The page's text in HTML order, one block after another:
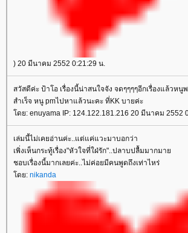
) 20 มีนาคม 2552 0:21:29 น.
สวัสดีค่ะ ป้าโอ เรื่องนี้น่าสนใจจัง จดๆๆๆๆอีกเรื่องแล้วห
สำเร็จ หนู pmไปหาแล้วนะคะ ที่KK บายค่ะ
ดย: enuyama IP: 124.122.181.216 20 มีนาคม 2552
เล่มนี้ไม่เคยอ่านค่ะ..แต่แค่แวะมาบอกว่า
เพิ่งเห็นกระทู้เรื่อง"หัวใจที่ใฝ่รัก"..ปลาบปลื้มมากมา
ชอบเรื่องนี้มากเลยค่ะ..ไม่ค่อยมีคนพูดถึงเท่าไหร่
ดย: nikanda